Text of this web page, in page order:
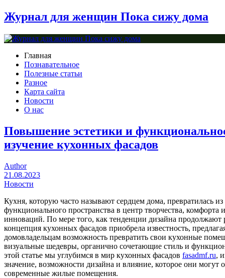
Журнал для женщин Пока сижу дома
Главная
Познавательное
Полезные статьи
Разное
Карта сайта
Новости
О нас
Повышение эстетики и
изучение кухонных фасадов
Author
21.08.2023
Новости
Кухня, которую часто называют сердцем дома, превратилась из
функционального пространства в центр творчества, комфорта
инноваций. По мере того, как тенденции дизайна продолжают
концепция кухонных фасадов приобрела известность,
домовладельцам возможность превратить свои кухонные
визуальные шедевры, органично сочетающие стиль и
этой статье мы углубимся в мир кухонных фасадов fasadmf.ru,
значение, возможности дизайна и влияние, которое они могут
современные жилые помещения.